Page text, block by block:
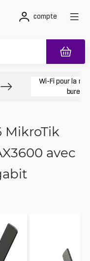
compte
Wi-Fi pour la
bureau
MikroTik
avec